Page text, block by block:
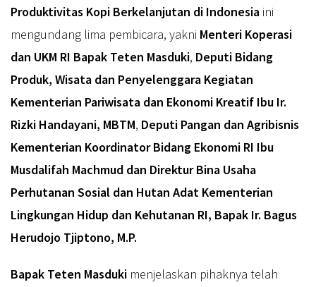
Produktivitas Kopi Berkelanjutan di Indonesia ini
mengundang lima pembicara, yakni Menteri Koperasi
dan UKM RI Bapak Teten Masduki, Deputi Bidang
Produk, Wisata dan Penyelenggara Kegiatan
Kementerian Pariwisata dan Ekonomi Kreatif Ibu Ir.
Rizki Handayani, MBTM, Deputi Pangan dan Agribisnis
Kementerian Koordinator Bidang Ekonomi RI Ibu
Musdalifah Machmud dan Direktur Bina Usaha
Perhutanan Sosial dan Hutan Adat Kementerian
Lingkungan Hidup dan Kehutanan RI, Bapak Ir. Bagus
Herudojo Tjiptono, M.P.
Bapak Teten Masduki menjelaskan pihaknya telah